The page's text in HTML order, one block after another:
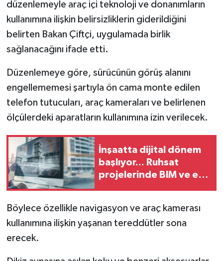
düzenlemeyle araç içi teknoloji ve donanımların
kullanımına ilişkin belirsizliklerin giderildiğini
belirten Bakan Çiftçi, uygulamada birlik
sağlanacağını ifade etti.
Düzenlemeye göre, sürücünün görüş alanını
engellememesi şartıyla ön cama monte edilen
telefon tutucuları, araç kameraları ve belirlenen
ölçülerdeki aparatların kullanımına izin verilecek.
İnşaatta dijital dönem
başlıyor... Ruhsat
projelerinde BIM ve e-
Böylece özellikle navigasyon ve araç kamerası
kullanımına ilişkin yaşanan tereddütler sona
erecek.